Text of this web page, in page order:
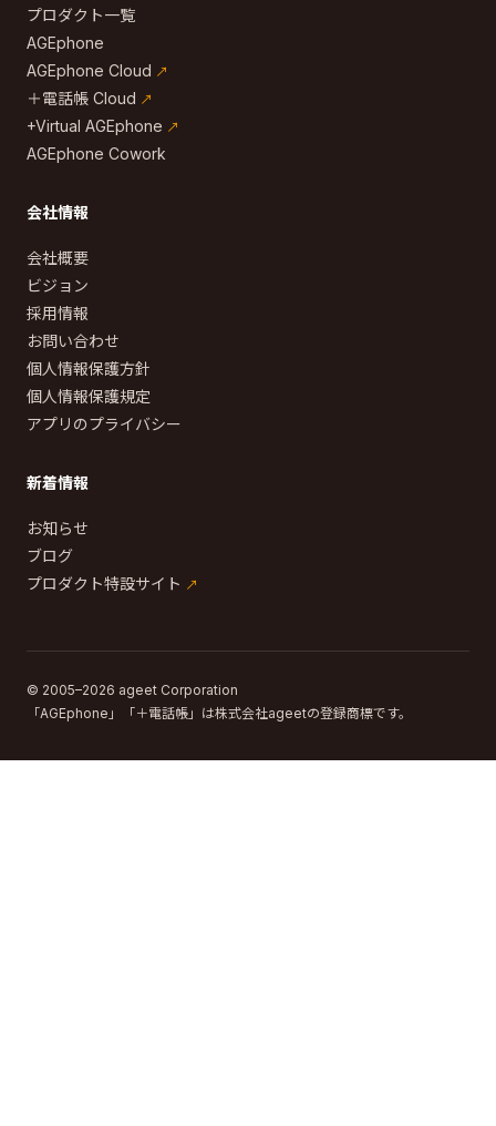
プロダクト一覧
AGEphone
AGEphone Cloud
＋電話帳 Cloud
+Virtual AGEphone
AGEphone Cowork
会社情報
会社概要
ビジョン
採用情報
お問い合わせ
個人情報保護方針
個人情報保護規定
アプリのプライバシー
新着情報
お知らせ
ブログ
プロダクト特設サイト
© 2005–2026 ageet Corporation
「AGEphone」「＋電話帳」は株式会社ageetの登録商標です。